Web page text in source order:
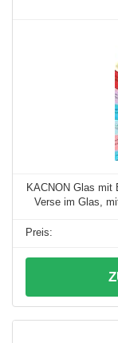
KACNON Glas mit
Verse im Glas,